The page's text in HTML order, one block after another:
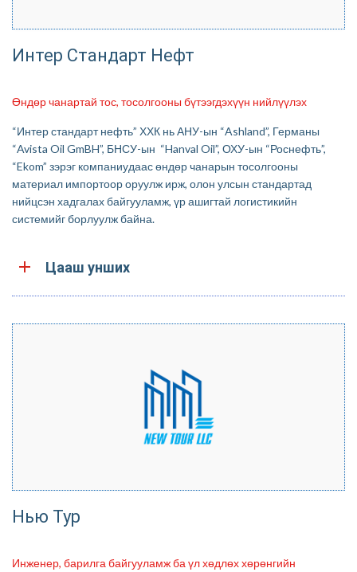
Интер Стандарт Нефт
Өндөр чанартай тос, тосолгооны бүтээгдэхүүн нийлүүлэх
“Интер стандарт нефть” ХХК нь АНУ-ын “Ashland”, Германы
“Avista Oil GmBH”, БНСУ-ын “Hanval Oil”, ОХУ-ын “Роснефть”,
“Ekom” зэрэг компаниудаас өндөр чанарын тосолгооны
материал импортоор оруулж ирж, олон улсын стандартад
нийцсэн хадгалах байгууламж, үр ашигтай логистикийн
системийг борлуулж байна.
Цааш унших
Нью Тур
Инженер, барилга байгууламж ба үл хөдлөх хөрөнгийн